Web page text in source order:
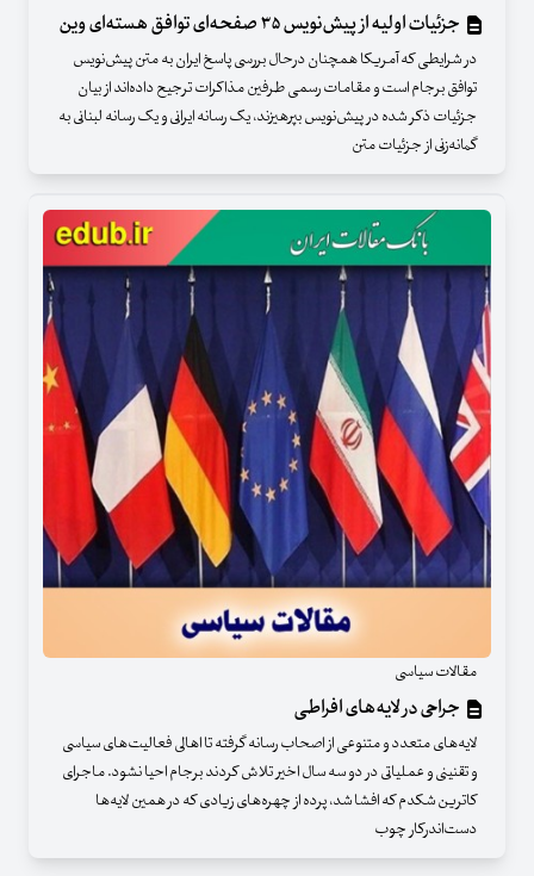
جزئیات اولیه از پیش‏‏‌نویس ۳۵ صفحه‌ای توافق هسته‌ای وین
در شرایطی که آمریکا همچنان درحال بررسی پاسخ ایران به متن پیش‌نویس
توافق برجام است و مقامات رسمی طرفین مذاکرات ترجیح داده‌اند از بیان
جزئیات ذکر شده در پیش‌نویس بپرهیزند، یک رسانه ایرانی و یک رسانه لبنانی به
گمانه‌زنی از جزئیات متن
مقالات سیاسی
جراحی در لایه‌های افراطی
لایه‌های متعدد و متنوعی از اصحاب رسانه گرفته تا اهالی فعالیت‌های سیاسی
و تقنینی و عملیاتی در دو سه سال اخیر تلاش کردند برجام احیا نشود. ماجرای
کاترین شکدم که افشا شد، پرده از چهره‌های زیادی که در همین لایه‌ها
دست‌اندرکار چوب